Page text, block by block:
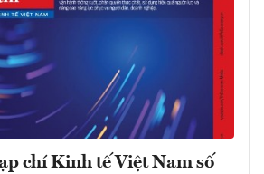
chí Kinh tế Việt Nam số